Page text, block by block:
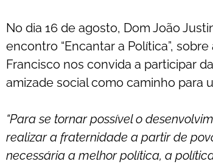
No dia 16 de agosto, Dom João
encontro “Encantar a Política”,
Francisco nos convida a participar
amizade social como caminho para
“Para se tornar possível o
realizar a fraternidade a partir de
necessária a melhor política, a